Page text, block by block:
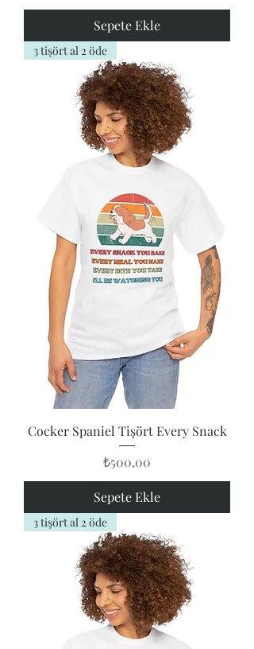
Sepete Ekle
3 tişört al 2 öde
Cocker Spaniel Tişört Every Snack
Fiyat
₺500,00
Sepete Ekle
3 tişört al 2 öde